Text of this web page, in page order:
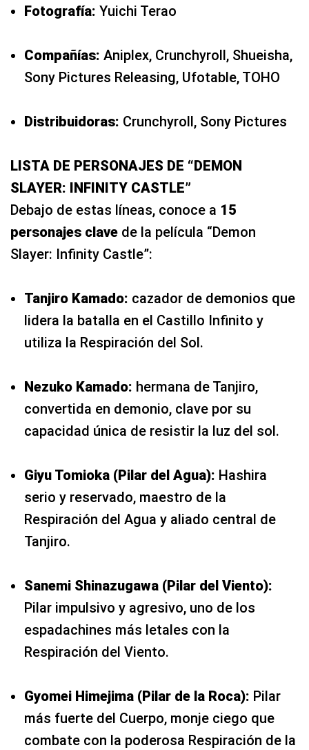
Fotografía: Yuichi Terao
Compañías: Aniplex, Crunchyroll, Shueisha,
Sony Pictures Releasing, Ufotable, TOHO
Distribuidoras: Crunchyroll, Sony Pictures
LISTA DE PERSONAJES DE “DEMON
SLAYER: INFINITY CASTLE”
Debajo de estas líneas, conoce a 15
personajes clave de la película “Demon
Slayer: Infinity Castle”:
Tanjiro Kamado: cazador de demonios que
lidera la batalla en el Castillo Infinito y
utiliza la Respiración del Sol.
Nezuko Kamado: hermana de Tanjiro,
convertida en demonio, clave por su
capacidad única de resistir la luz del sol.
Giyu Tomioka (Pilar del Agua): Hashira
serio y reservado, maestro de la
Respiración del Agua y aliado central de
Tanjiro.
Sanemi Shinazugawa (Pilar del Viento):
Pilar impulsivo y agresivo, uno de los
espadachines más letales con la
Respiración del Viento.
Gyomei Himejima (Pilar de la Roca): Pilar
más fuerte del Cuerpo, monje ciego que
combate con la poderosa Respiración de la